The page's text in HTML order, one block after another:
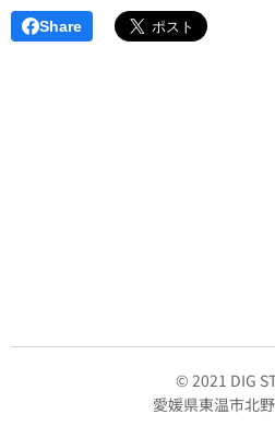
Share
© 2021 DIG
愛媛県東温市北